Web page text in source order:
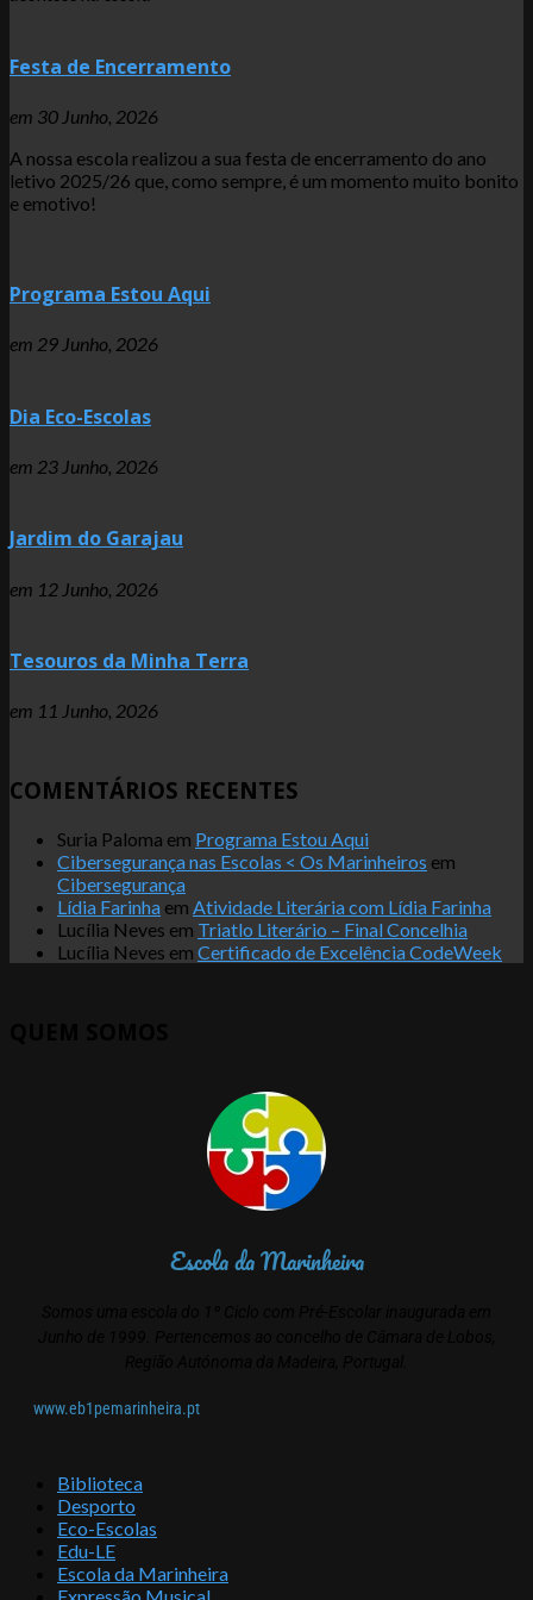
Festa de Encerramento
em 30 Junho, 2026
A nossa escola realizou a sua festa de encerramento do ano
letivo 2025/26 que, como sempre, é um momento muito bonito
e emotivo!
Programa Estou Aqui
em 29 Junho, 2026
Dia Eco-Escolas
em 23 Junho, 2026
Jardim do Garajau
em 12 Junho, 2026
Tesouros da Minha Terra
em 11 Junho, 2026
COMENTÁRIOS RECENTES
Suria Paloma em Programa Estou Aqui
Cibersegurança nas Escolas < Os Marinheiros em
Cibersegurança
Lídia Farinha em Atividade Literária com Lídia Farinha
Lucília Neves em Triatlo Literário – Final Concelhia
Lucília Neves em Certificado de Excelência CodeWeek
Escola da Marinheira
www.eb1pemarinheira.pt
Biblioteca
Desporto
Eco-Escolas
Edu-LE
Escola da Marinheira